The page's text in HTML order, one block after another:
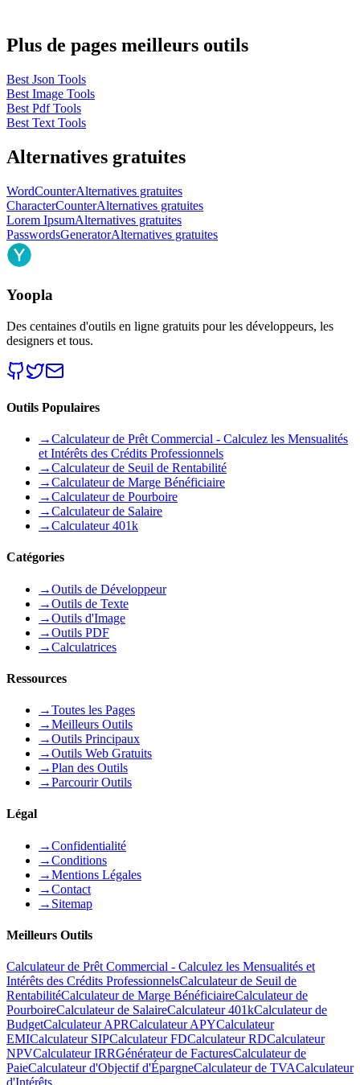
Plus de pages meilleurs outils
Best Json Tools
Best Image Tools
Best Pdf Tools
Best Text Tools
Alternatives gratuites
WordCounterAlternatives gratuites
CharacterCounterAlternatives gratuites
Lorem IpsumAlternatives gratuites
PasswordsGeneratorAlternatives gratuites
Yoopla
Des centaines d'outils en ligne gratuits pour les développeurs, les
designers et tous.
Outils Populaires
→Calculateur de Prêt Commercial - Calculez les Mensualités
et Intérêts des Crédits Professionnels
→Calculateur de Seuil de Rentabilité
→Calculateur de Marge Bénéficiaire
→Calculateur de Pourboire
→Calculateur de Salaire
→Calculateur 401k
Catégories
→Outils de Développeur
→Outils de Texte
→Outils d'Image
→Outils PDF
→Calculatrices
Ressources
→Toutes les Pages
→Meilleurs Outils
→Outils Principaux
→Outils Web Gratuits
→Plan des Outils
→Parcourir Outils
Légal
→Confidentialité
→Conditions
→Mentions Légales
→Contact
→ Sitemap
Meilleurs Outils
Calculateur de Prêt Commercial - Calculez les Mensualités et
Intérêts des Crédits ProfessionnelsCalculateur de Seuil de
RentabilitéCalculateur de Marge BénéficiaireCalculateur de
PourboireCalculateur de SalaireCalculateur 401kCalculateur de
BudgetCalculateur APRCalculateur APYCalculateur
EMICalculateur SIPCalculateur FDCalculateur RDCalculateur
NPVCalculateur IRRGénérateur de FacturesCalculateur de
PaieCalculateur d'Objectif d'ÉpargneCalculateur de TVACalculateur